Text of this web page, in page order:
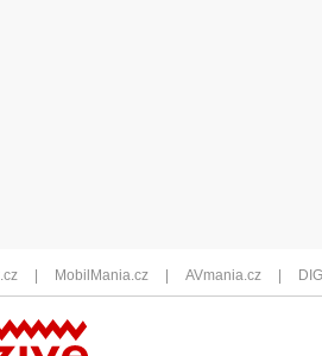
MobilMania.cz AVmania.cz